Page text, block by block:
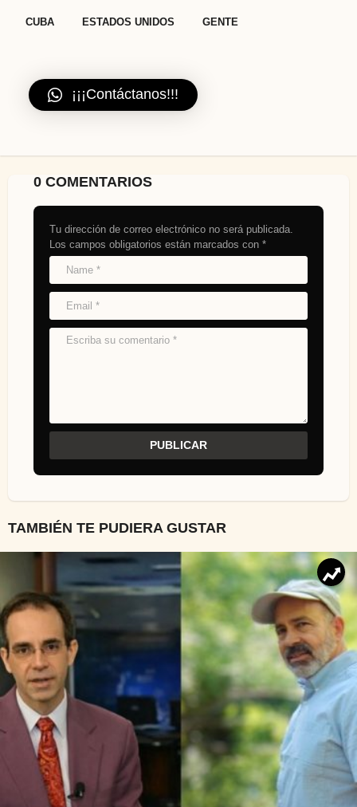
CUBA ESTADOS UNIDOS GENTE
¡¡¡Contáctanos!!!
0 COMENTARIOS
Tu dirección de correo electrónico no será publicada.
Los campos obligatorios están marcados con *
TAMBIÉN TE PUDIERA GUSTAR